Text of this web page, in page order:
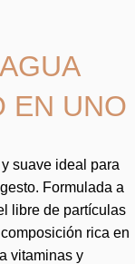
EN UNO
suave ideal para
Formulada a
libre de partículas
rica en
vitaminas y